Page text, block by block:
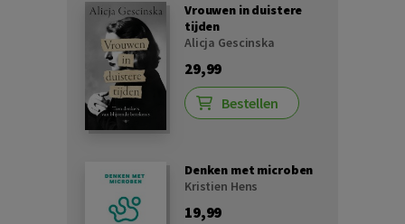
Vrouwen in duistere
tijden
Alicja Gescinska
29,99
Bestellen
Denken met microben
Kristien Hens
19,99